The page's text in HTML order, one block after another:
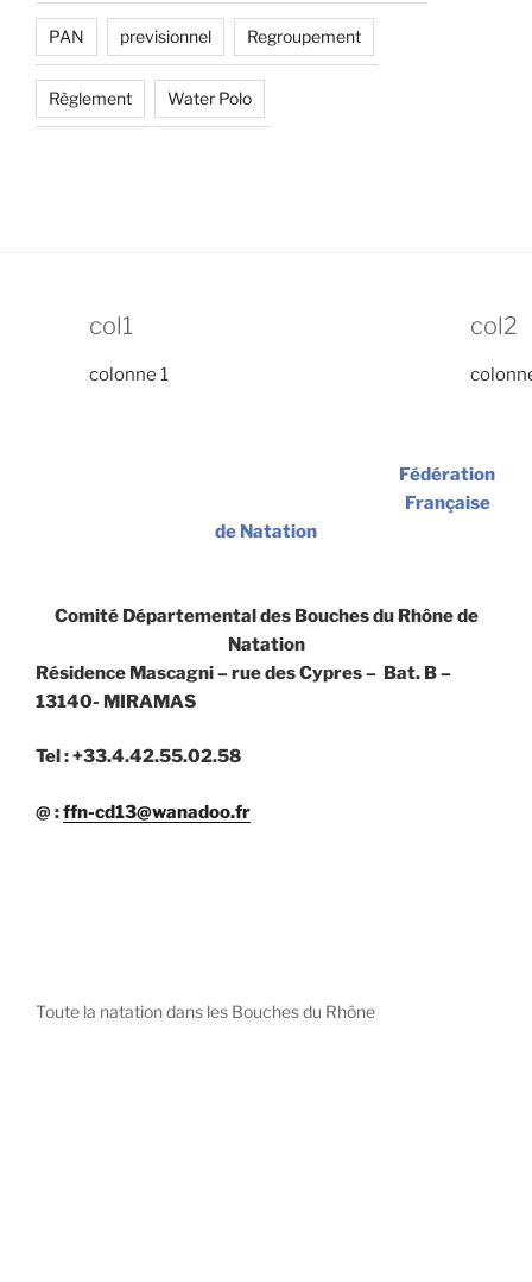
PAN previsionnel Regroupement
Règlement Water Polo
col1
colonne 1
col2
Fédération
Française
de Natation
Comité Départemental des Bouches du Rhône de
Natation
Résidence Mascagni – rue des Cypres – Bat. B –
13140- MIRAMAS
Tel : +33.4.42.55.02.58
@ :ffn-cd13@wanadoo.fr
Toute la natation dans les Bouches du Rhône